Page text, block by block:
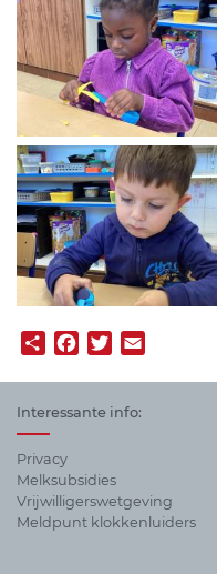
ShareFacebook
Twitter
Interessante info:
Privacy
Melksubsidies
Vrijwilligerswetgeving
Meldpunt klokkenluiders